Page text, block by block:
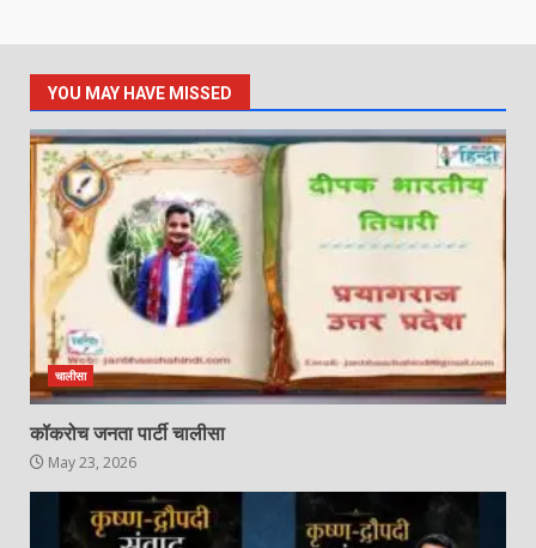
YOU MAY HAVE MISSED
चालीसा
कॉकरोच जनता पार्टी चालीसा
May 23, 2026